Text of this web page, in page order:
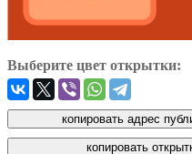
Выберите цвет открытки: